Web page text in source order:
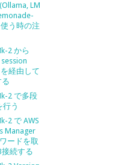
LM
う時の注
2 から
session
経由して
る
2 で多段
行う
2 で AWS
Manager
ードを取
続する